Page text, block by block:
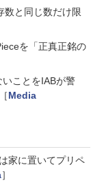
数と同じ数だけ限
を「正真正銘の
ことをIABが警
Media
家に置いてプリペ
］